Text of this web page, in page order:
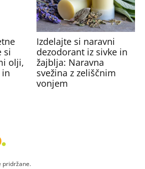
si
olji,
Izdelajte si naravni
dezodorant iz sivke in
žajblja: Naravna
svežina z zeliščnim
vonjem
pridržane.